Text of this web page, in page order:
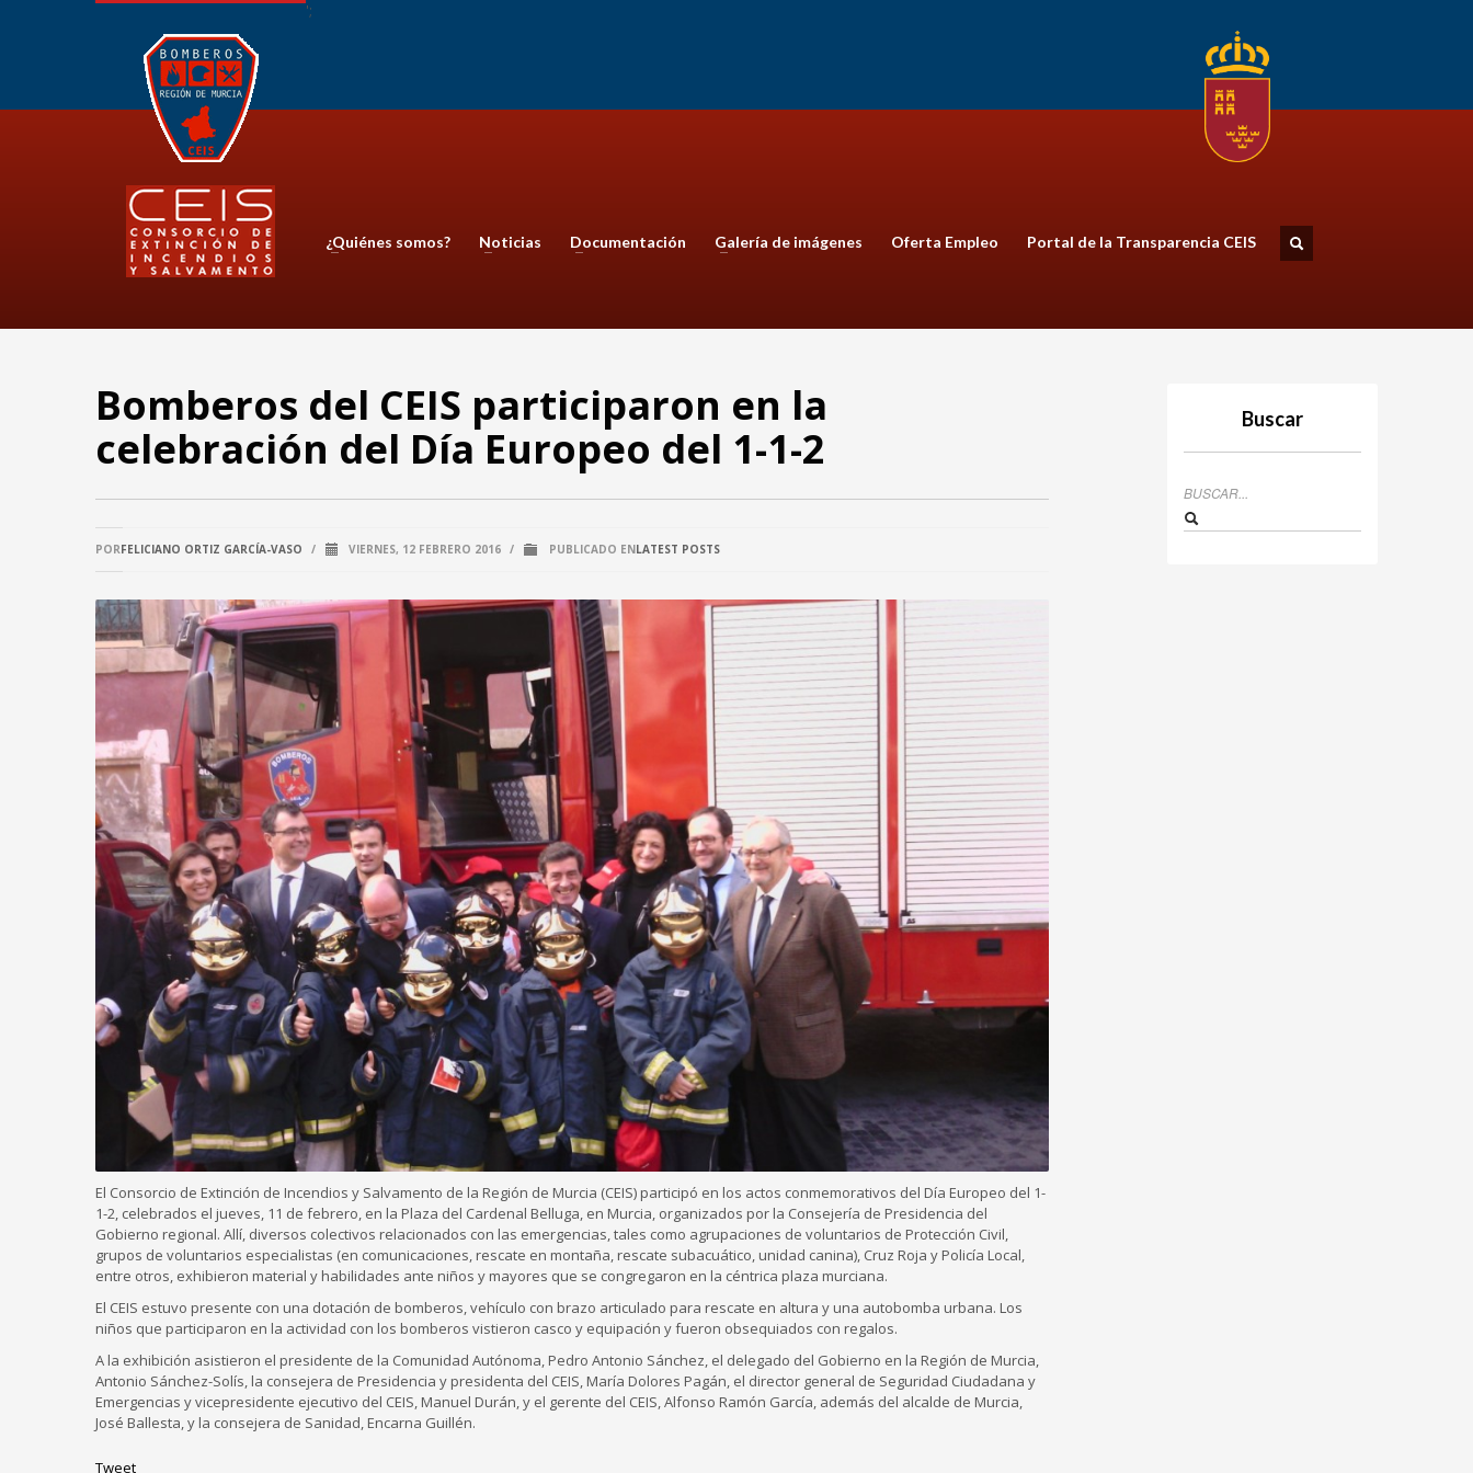
';
¿Quiénes somos? Noticias Documentación Galería de imágenes Oferta Empleo Portal de la Transparencia CEIS
Bomberos del CEIS participaron en la
celebración del Día Europeo del 1-1-2
PORFELICIANO ORTIZ GARCÍA-VASO / VIERNES, 12 FEBRERO 2016 / PUBLICADO ENLATEST POSTS
El Consorcio de Extinción de Incendios y Salvamento de la Región de Murcia (CEIS) participó en los actos conmemorativos del Día Europeo del 1-
1-2, celebrados el jueves, 11 de febrero, en la Plaza del Cardenal Belluga, en Murcia, organizados por la Consejería de Presidencia del
Gobierno regional. Allí, diversos colectivos relacionados con las emergencias, tales como agrupaciones de voluntarios de Protección Civil,
grupos de voluntarios especialistas (en comunicaciones, rescate en montaña, rescate subacuático, unidad canina), Cruz Roja y Policía Local,
entre otros, exhibieron material y habilidades ante niños y mayores que se congregaron en la céntrica plaza murciana.
El CEIS estuvo presente con una dotación de bomberos, vehículo con brazo articulado para rescate en altura y una autobomba urbana. Los
niños que participaron en la actividad con los bomberos vistieron casco y equipación y fueron obsequiados con regalos.
A la exhibición asistieron el presidente de la Comunidad Autónoma, Pedro Antonio Sánchez, el delegado del Gobierno en la Región de Murcia,
Antonio Sánchez-Solís, la consejera de Presidencia y presidenta del CEIS, María Dolores Pagán, el director general de Seguridad Ciudadana y
Emergencias y vicepresidente ejecutivo del CEIS, Manuel Durán, y el gerente del CEIS, Alfonso Ramón García, además del alcalde de Murcia,
José Ballesta, y la consejera de Sanidad, Encarna Guillén.
Tweet
Buscar